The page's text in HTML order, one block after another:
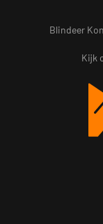
Blindeer
Kijk